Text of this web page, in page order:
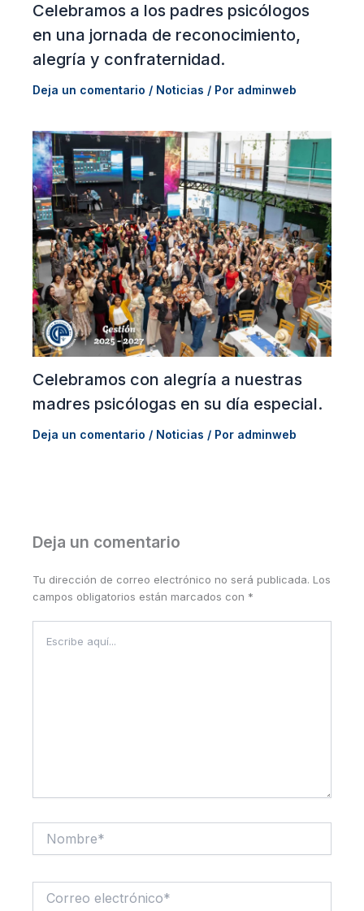
Celebramos a los padres psicólogos
en una jornada de reconocimiento,
alegría y confraternidad.
Deja un comentario / Noticias / Por adminweb
Celebramos con alegría a nuestras
madres psicólogas en su día especial.
Deja un comentario / Noticias / Por adminweb
Deja un comentario
Tu dirección de correo electrónico no será publicada. Los
campos obligatorios están marcados con *
aquí...
electrónico*